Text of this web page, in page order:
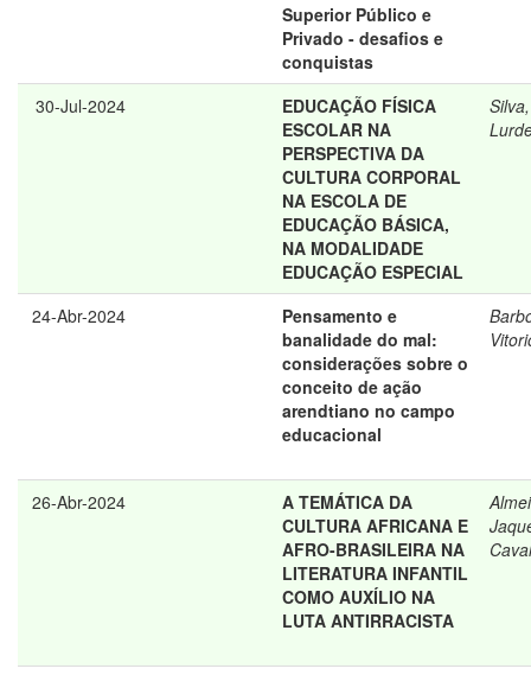
Superior Público e
Privado - desafios e
conquistas
30-Jul-2024
EDUCAÇÃO FÍSICA
ESCOLAR NA
PERSPECTIVA DA
CULTURA CORPORAL
NA ESCOLA DE
EDUCAÇÃO BÁSICA,
NA MODALIDADE
EDUCAÇÃO ESPECIAL
24-Abr-2024
Pensamento e
banalidade do mal:
considerações sobre o
conceito de ação
arendtiano no campo
educacional
26-Abr-2024
A TEMÁTICA DA
CULTURA AFRICANA E
AFRO-BRASILEIRA NA
LITERATURA INFANTIL
COMO AUXÍLIO NA
LUTA ANTIRRACISTA